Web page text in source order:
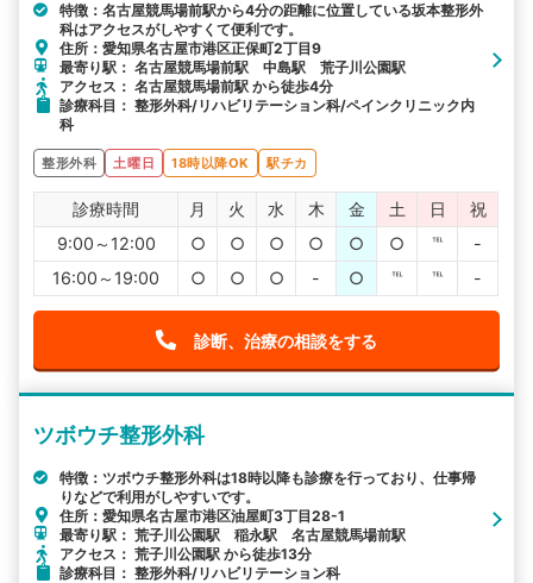
特徴：名古屋競馬場前駅から4分の距離に位置している坂本整形外
科はアクセスがしやすくて便利です。
住所：愛知県名古屋市港区正保町2丁目9
最寄り駅： 名古屋競馬場前駅 中島駅 荒子川公園駅
アクセス： 名古屋競馬場前駅 から徒歩4分
診療科目： 整形外科/リハビリテーション科/ペインクリニック内
科
整形外科 土曜日 18時以降OK 駅チカ
診療時間 月 火 水 木 金 土 日
祝
9:00～12:00
○ ○ ○ ○ ○ ○ ℡
-
16:00～19:00
○ ○ ○ - ○ ℡ ℡ -
診断、治療の相談をする
ツボウチ整形外科
特徴：ツボウチ整形外科は18時以降も診療を行っており、仕事帰
りなどで利用がしやすいです。
住所：愛知県名古屋市港区油屋町3丁目28-1
最寄り駅： 荒子川公園駅 稲永駅 名古屋競馬場前駅
アクセス： 荒子川公園駅 から徒歩13分
診療科目： 整形外科/リハビリテーション科